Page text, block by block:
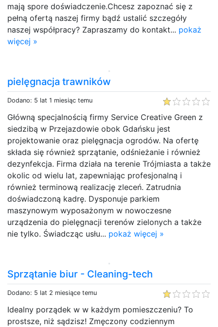
mają spore doświadczenie.Chcesz zapoznać się z
pełną ofertą naszej firmy bądź ustalić szczegóły
naszej współpracy? Zapraszamy do kontakt... pokaż
więcej »
pielęgnacja trawników
Dodano: 5 lat 1 miesiąc temu
Główną specjalnością firmy Service Creative Green z
siedzibą w Przejazdowie obok Gdańsku jest
projektowanie oraz pielęgnacja ogrodów. Na ofertę
składa się również sprzątanie, odśnieżanie i również
dezynfekcja. Firma działa na terenie Trójmiasta a także
okolic od wielu lat, zapewniając profesjonalną i
również terminową realizację zleceń. Zatrudnia
doświadczoną kadrę. Dysponuje parkiem
maszynowym wyposażonym w nowoczesne
urządzenia do pielęgnacji terenów zielonych a także
nie tylko. Świadcząc usłu... pokaż więcej »
Sprzątanie biur - Cleaning-tech
Dodano: 5 lat 2 miesiące temu
Idealny porządek w w każdym pomieszczeniu? To
prostsze, niż sądzisz! Zmęczony codziennym